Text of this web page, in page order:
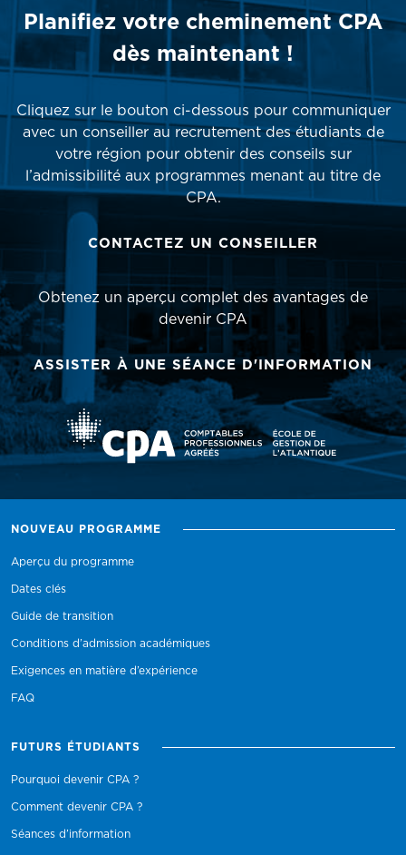
Planifiez votre cheminement CPA
dès maintenant !
Cliquez sur le bouton ci-dessous pour communiquer
avec un conseiller au recrutement des étudiants de
votre région pour obtenir des conseils sur
l’admissibilité aux programmes menant au titre de
CPA.
CONTACTEZ UN CONSEILLER
Obtenez un aperçu complet des avantages de
devenir CPA
ASSISTER À UNE SÉANCE D'INFORMATION
NOUVEAU PROGRAMME
Aperçu du programme
Dates clés
Guide de transition
Conditions d’admission académiques
Exigences en matière d’expérience
FAQ
FUTURS ÉTUDIANTS
Pourquoi devenir CPA ?
Comment devenir CPA ?
Séances d’information